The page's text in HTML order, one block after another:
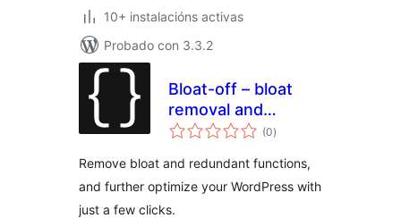
10+ instalacións activas
Probado con 3.3.2
Bloat-off – bloat
removal and
utilities
(0valoracións
totais
)
Remove bloat and redundant functions,
and further optimize your WordPress with
just a few clicks.